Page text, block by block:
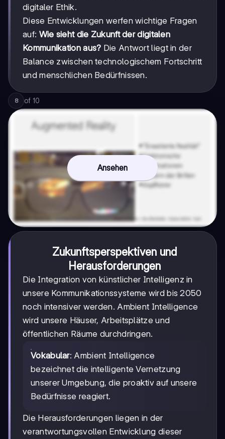
digitaler Ethik.
Diese Entwicklungen werfen wichtige Fragen
auf: Wie sieht die Zukunft der digitalen
Kommunikation aus? Die Antwort liegt in der
Balance zwischen technologischem Fortschritt
und menschlichen Bedürfnissen.
8 of 10
Ansehen
Zukunftsperspektiven und
Herausforderungen
Die Integration von künstlicher Intelligenz in
unsere Kommunikationssysteme wird bis 2050
noch intensiver werden. Ambient Intelligence
wird unsere Häuser, Arbeitsplätze und
öffentlichen Räume durchdringen.
Vokabular: Ambient Intelligence
bezeichnet die intelligente Vernetzung
unserer Umgebung, die proaktiv auf unsere
Bedürfnisse reagiert.
Die Herausforderungen liegen in der
verantwortungsvollen Entwicklung dieser